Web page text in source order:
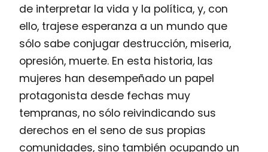
de interpretar la vida y la política, y, con
ello, trajese esperanza a un mundo que
sólo sabe conjugar destrucción, miseria,
opresión, muerte. En esta historia, las
mujeres han desempeñado un papel
protagonista desde fechas muy
tempranas, no sólo reivindicando sus
derechos en el seno de sus propias
comunidades, sino también ocupando un